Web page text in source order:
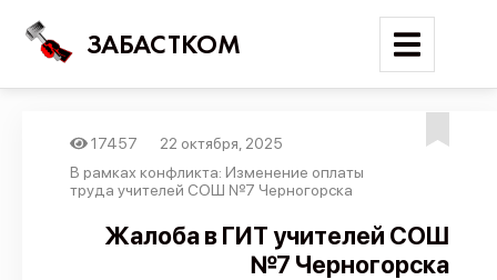
ЗАБАСТКОМ
Войти
Поиск
Новости
17457
22 октября, 2025
В рамках конфликта: Изменение оплаты
труда учителей СОШ №7 Черногорска
Жалоба в ГИТ учителей СОШ
№7 Черногорска